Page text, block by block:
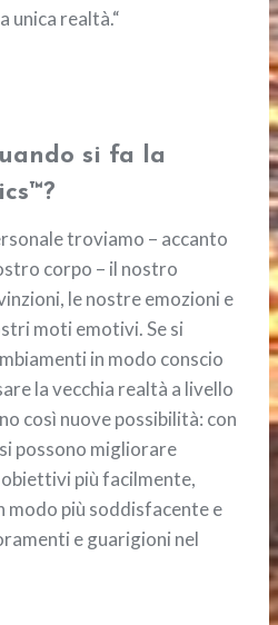
unica realtà.“
si fa la
?
troviamo – accanto
corpo – il nostro
le nostre emozioni e
moti emotivi. Se si
in modo conscio
la vecchia realtà a livello
così nuove possibilità: con
possono migliorare
più facilmente,
modo più soddisfacente e
e guarigioni nel